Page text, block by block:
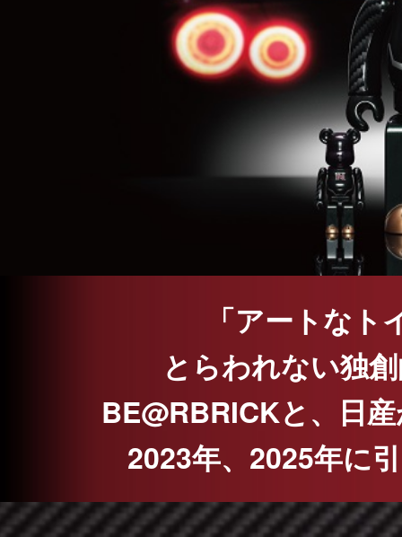
「アートな
とらわれない独
BE@RBRICKと、日
2023年、2025年に